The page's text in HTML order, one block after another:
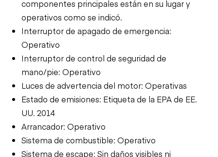
componentes principales están en su lugar y
operativos como se indicó.
Interruptor de apagado de emergencia:
Operativo
Interruptor de control de seguridad de
mano/pie: Operativo
Luces de advertencia del motor: Operativas
Estado de emisiones: Etiqueta de la EPA de EE.
UU. 2014
Arrancador: Operativo
Sistema de combustible: Operativo
Sistema de escape: Sin daños visibles ni